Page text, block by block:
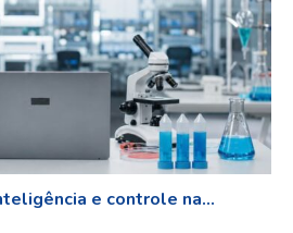
e controle na...